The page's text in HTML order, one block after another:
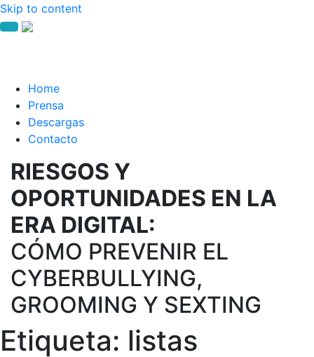
Skip to content
Home
Prensa
Descargas
Contacto
RIESGOS Y
OPORTUNIDADES EN LA
ERA DIGITAL:
CÓMO PREVENIR EL
CYBERBULLYING,
GROOMING Y SEXTING
Etiqueta: listas